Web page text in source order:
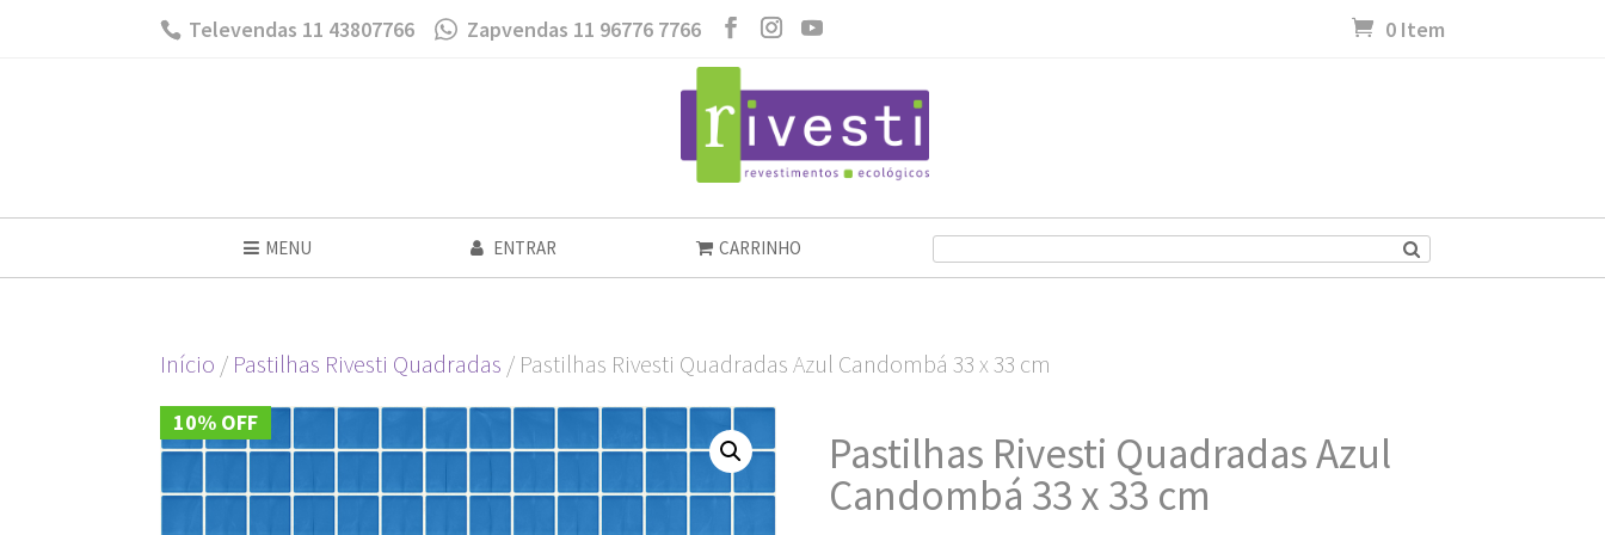
Televendas 11 43807766 Zapvendas 11 96776 7766 0 Item
MENU ENTRAR CARRINHO
Início / Pastilhas Rivesti Quadradas / Pastilhas Rivesti Quadradas Azul Candombá 33 x 33 cm
10% OFF
Pastilhas Rivesti Quadradas Azul
Candombá 33 x 33 cm